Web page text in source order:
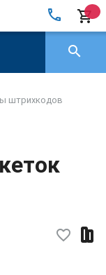
local_phone shopping_cart
search
штрихкодов
favorite_border